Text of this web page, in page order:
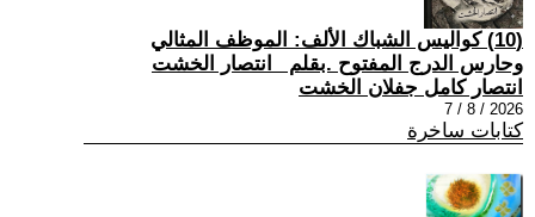
(10) كواليس الشباك الألف: الموظف المثالي
وحارس الدرج المفتوح .بقلم _انتصار الخشت
انتصار كامل جفلان الخشت
2026 / 8 / 7
كتابات ساخرة